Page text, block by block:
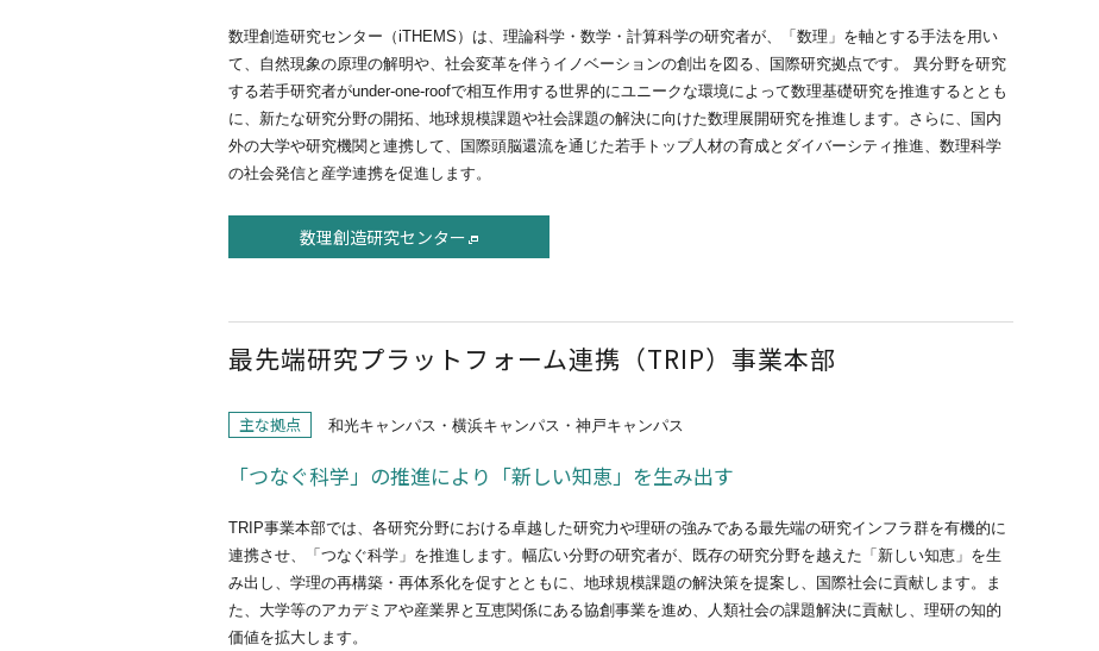
数理創造研究センター（iTHEMS）は、理論科学・数学・計算科学の研究者が、「数理」を軸とする手法を用い
て、自然現象の原理の解明や、社会変革を伴うイノベーションの創出を図る、国際研究拠点です。 異分野を研究
する若手研究者がunder-one-roofで相互作用する世界的にユニークな環境によって数理基礎研究を推進するととも
に、新たな研究分野の開拓、地球規模課題や社会課題の解決に向けた数理展開研究を推進します。さらに、国内
外の大学や研究機関と連携して、国際頭脳還流を通じた若手トップ人材の育成とダイバーシティ推進、数理科学
の社会発信と産学連携を促進します。
数理創造研究センター
最先端研究プラットフォーム連携（TRIP）事業本部
主な拠点 和光キャンパス・横浜キャンパス・神戸キャンパス
「つなぐ科学」の推進により「新しい知恵」を生み出す
TRIP事業本部では、各研究分野における卓越した研究力や理研の強みである最先端の研究インフラ群を有機的に
連携させ、「つなぐ科学」を推進します。幅広い分野の研究者が、既存の研究分野を越えた「新しい知恵」を生
み出し、学理の再構築・再体系化を促すとともに、地球規模課題の解決策を提案し、国際社会に貢献します。ま
た、大学等のアカデミアや産業界と互恵関係にある協創事業を進め、人類社会の課題解決に貢献し、理研の知的
価値を拡大します。